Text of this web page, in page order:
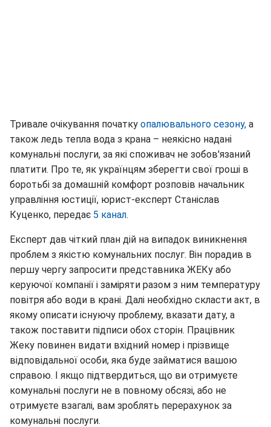
Тривале очікування початку опалювального сезону, а
також ледь тепла вода з крана – неякісно надані
комунальні послуги, за які споживач не зобов'язаний
платити. Про те, як українцям зберегти свої гроші в
боротьбі за домашній комфорт розповів начальник
управління юстиції, юрист-експерт Станіслав
Куценко, передає 5 канал.
Експерт дав чіткий план дій на випадок виникнення
проблем з якістю комунальних послуг. Він порадив в
першу чергу запросити представника ЖЕКу або
керуючої компанії і заміряти разом з ним температуру
повітря або води в крані. Далі необхідно скласти акт, в
якому описати існуючу проблему, вказати дату, а
також поставити підписи обох сторін. Працівник
Жеку повинен видати вхідний номер і прізвище
відповідальної особи, яка буде займатися вашою
справою. І якщо підтвердиться, що ви отримуєте
комунальні послуги не в повному обсязі, або не
отримуєте взагалі, вам зроблять перерахунок за
комунальні послуги.